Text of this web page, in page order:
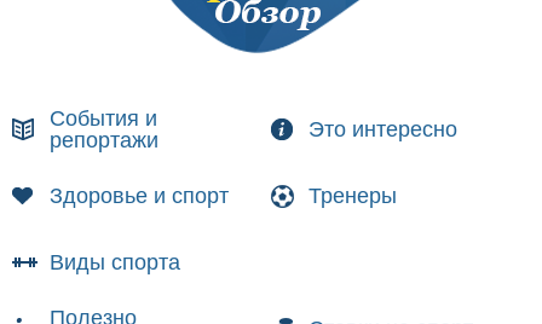
События и
репортажи
Это интересно
Здоровье и спорт Тренеры
Виды спорта
Полезно